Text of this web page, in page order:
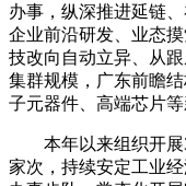
办事，纵深推进延链
企业前沿研发、业态
技改向自动立异、从
集群规模，广东前瞻
子元器件、高端芯片等
本年以来组织开展
家次，持续安定工业